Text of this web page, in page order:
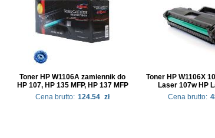
Toner HP W1106A zamiennik do
HP 107, HP 135 MFP, HP 137 MFP
Cena brutto: 124.54 zł
Toner HP W1106X
Laser 107w HP
Cena brutto: